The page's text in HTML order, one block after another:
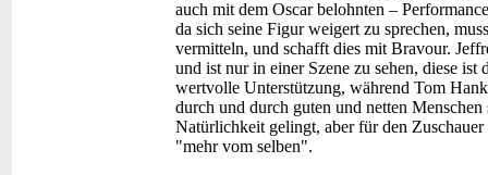
auch mit dem Oscar belohnten –
da sich seine Figur weigert zu sprechen,
vermitteln, und schafft dies mit Bravour.
und ist nur in einer Szene zu sehen, diese
wertvolle Unterstützung, während Tom
durch und durch guten und netten
Natürlichkeit gelingt, aber für den
"mehr vom selben".